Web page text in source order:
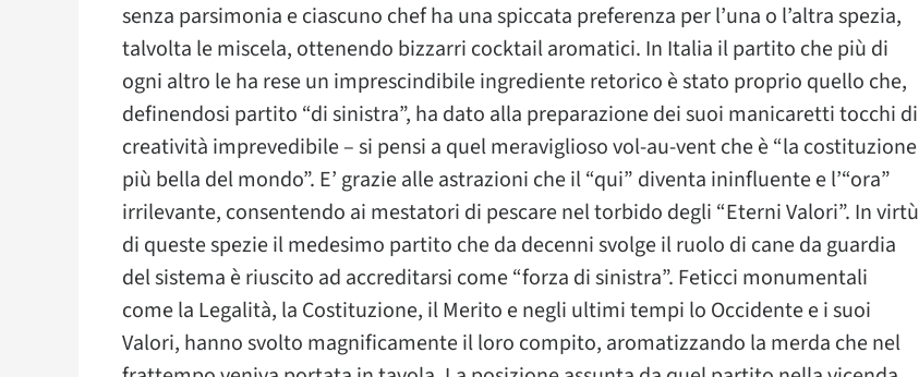
senza parsimonia e ciascuno chef ha una spiccata preferenza per l’una o l’altra spezia,
talvolta le miscela, ottenendo bizzarri cocktail aromatici. In Italia il partito che più di
ogni altro le ha rese un imprescindibile ingrediente retorico è stato proprio quello che,
definendosi partito “di sinistra”, ha dato alla preparazione dei suoi manicaretti tocchi di
creatività imprevedibile – si pensi a quel meraviglioso vol-au-vent che è “la costituzione
più bella del mondo”. E’ grazie alle astrazioni che il “qui” diventa ininfluente e l’“ora”
irrilevante, consentendo ai mestatori di pescare nel torbido degli “Eterni Valori”. In virtù
di queste spezie il medesimo partito che da decenni svolge il ruolo di cane da guardia
del sistema è riuscito ad accreditarsi come “forza di sinistra”. Feticci monumentali
come la Legalità, la Costituzione, il Merito e negli ultimi tempi lo Occidente e i suoi
Valori, hanno svolto magnificamente il loro compito, aromatizzando la merda che nel